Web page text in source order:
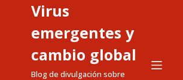
Virus
emergentes y
cambio global
Blog de divulgación sobre